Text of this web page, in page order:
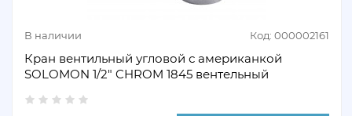
В наличии Код: 000002161
Кран вентильный угловой с американкой
SOLOMON 1/2" CHROM 1845 вентельный